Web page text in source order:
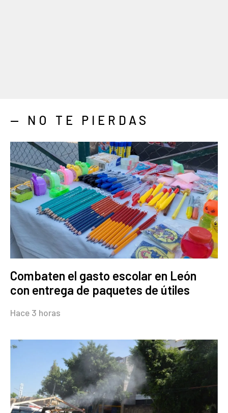
— NO TE PIERDAS
Combaten el gasto escolar en León
con entrega de paquetes de útiles
Hace 3 horas